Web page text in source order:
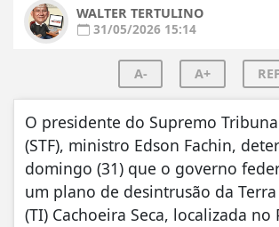
WALTER TERTULINO
31/05/2026 15:14
A- A+
O presidente do Supremo
(STF), ministro Edson Fachin,
domingo (31) que o governo
um plano de desintrusão da
(TI) Cachoeira Seca, localizada no